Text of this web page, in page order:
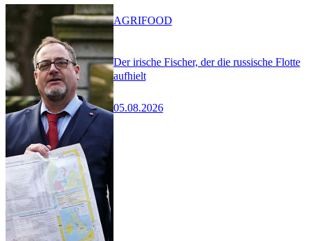
Der irische Fischer, der die russische Flotte
aufhielt
05.08.2026
AGRIFOOD